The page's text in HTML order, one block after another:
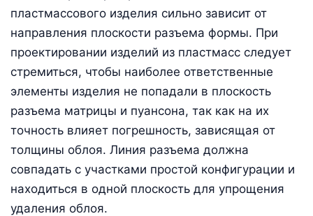
пластмассового изделия сильно зависит от
направления плоскости разъема формы. При
проектировании изделий из пластмасс следует
стремиться, чтобы наиболее ответственные
элементы изделия не попадали в плоскость
разъема матрицы и пуансона, так как на их
точность влияет погрешность, зависящая от
толщины облоя. Линия разъема должна
совпадать с участками простой конфигурации и
находиться в одной плоскость для упрощения
удаления облоя.